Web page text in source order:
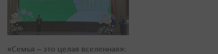
«Семья – это целая вселенная»: